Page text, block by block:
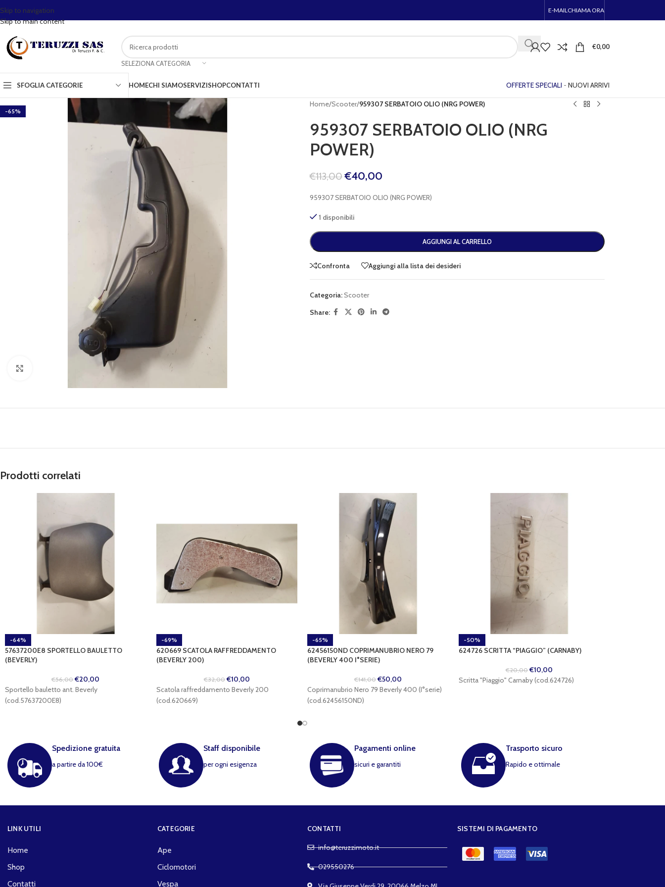
Skip to navigation
Skip to main content
E-MAIL CHIAMA ORA
SELEZIONA CATEGORIA
€0,00
SFOGLIA CATEGORIE HOMECHI SIAMOSERVIZISHOPCONTATTI OFFERTE SPECIALI - NUOVI ARRIVI
-65%
Home/Scooter/959307 SERBATOIO OLIO (NRG POWER)
959307 SERBATOIO OLIO (NRG
POWER)
€113,00 €40,00
959307 SERBATOIO OLIO (NRG POWER)
1 disponibili
AGGIUNGI AL CARRELLO
Confronta Aggiungi alla lista dei desideri
Categoria:Scooter
Share:
Prodotti correlati
-64%
57637200E8 SPORTELLO BAULETTO
(BEVERLY)
€56,00 €20,00
Sportello bauletto ant. Beverly
(cod.57637200E8)
-69%
620669 SCATOLA RAFFREDDAMENTO
(BEVERLY 200)
€32,00 €10,00
Scatola raffreddamento Beverly 200
(cod.620669)
-65%
62456150ND COPRIMANUBRIO NERO 79
(BEVERLY 400 I°SERIE)
€141,00 €50,00
Coprimanubrio Nero 79 Beverly 400 (I°serie)
(cod.62456150ND)
-50%
624726 SCRITTA “PIAGGIO” (CARNABY)
€20,00 €10,00
Scritta "Piaggio" Carnaby (cod.624726)
Spedizione gratuita
a partire da 100€
Staff disponibile
per ogni esigenza
Pagamenti online
sicuri e garantiti
Trasporto sicuro
Rapido e ottimale
LINK UTILI
Home
Shop
Contatti
CATEGORIE
Ape
Ciclomotori
Vespa
CONTATTI
info@teruzzimoto.it
029550276
SISTEMI DI PAGAMENTO